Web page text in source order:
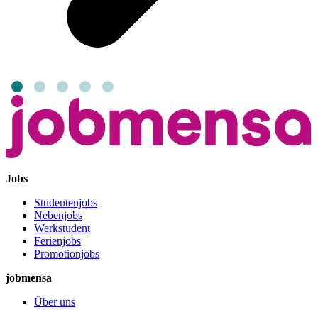
Jobs
Studentenjobs
Nebenjobs
Werkstudent
Ferienjobs
Promotionjobs
jobmensa
Über uns